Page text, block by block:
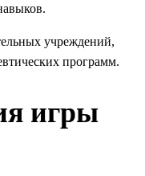
учреждений,
программ.
игры